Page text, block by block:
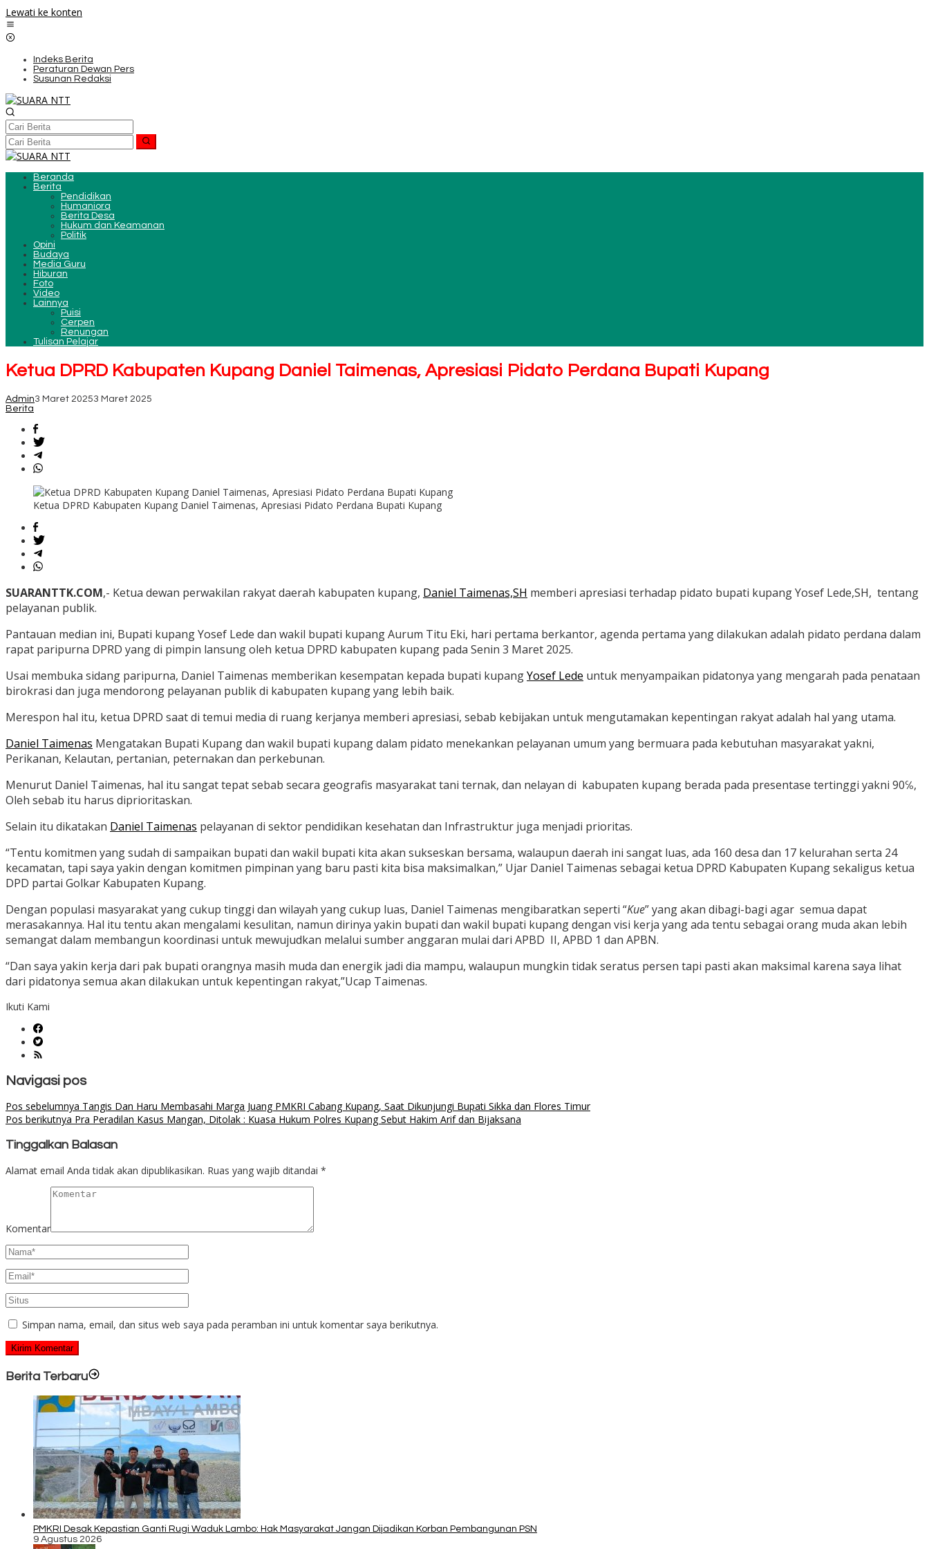
Lewati ke konten
Indeks Berita
Peraturan Dewan Pers
Susunan Redaksi
Beranda
Berita
Pendidikan
Humaniora
Berita Desa
Hukum dan Keamanan
Politik
Opini
Budaya
Media Guru
Hiburan
Foto
Video
Lainnya
Puisi
Cerpen
Renungan
Tulisan Pelajar
Ketua DPRD Kabupaten Kupang Daniel Taimenas, Apresiasi Pidato Perdana Bupati Kupang
Admin3 Maret 20253 Maret 2025
Berita
Ketua DPRD Kabupaten Kupang Daniel Taimenas, Apresiasi Pidato Perdana Bupati Kupang
SUARANTTK.COM,- Ketua dewan perwakilan rakyat daerah kabupaten kupang, Daniel Taimenas,SH memberi apresiasi terhadap pidato bupati kupang Yosef Lede,SH, tentang
pelayanan publik.
Pantauan median ini, Bupati kupang Yosef Lede dan wakil bupati kupang Aurum Titu Eki, hari pertama berkantor, agenda pertama yang dilakukan adalah pidato perdana dalam
rapat paripurna DPRD yang di pimpin lansung oleh ketua DPRD kabupaten kupang pada Senin 3 Maret 2025.
Usai membuka sidang paripurna, Daniel Taimenas memberikan kesempatan kepada bupati kupangYosef Lede untuk menyampaikan pidatonya yang mengarah pada penataan
birokrasi dan juga mendorong pelayanan publik di kabupaten kupang yang lebih baik.
Merespon hal itu, ketua DPRD saat di temui media di ruang kerjanya memberi apresiasi, sebab kebijakan untuk mengutamakan kepentingan rakyat adalah hal yang utama.
Daniel Taimenas Mengatakan Bupati Kupang dan wakil bupati kupang dalam pidato menekankan pelayanan umum yang bermuara pada kebutuhan masyarakat yakni,
Perikanan, Kelautan, pertanian, peternakan dan perkebunan.
Menurut Daniel Taimenas, hal itu sangat tepat sebab secara geografis masyarakat tani ternak, dan nelayan di kabupaten kupang berada pada presentase tertinggi yakni 90℅,
Oleh sebab itu harus diprioritaskan.
Selain itu dikatakan Daniel Taimenas pelayanan di sektor pendidikan kesehatan dan Infrastruktur juga menjadi prioritas.
“Tentu komitmen yang sudah di sampaikan bupati dan wakil bupati kita akan sukseskan bersama, walaupun daerah ini sangat luas, ada 160 desa dan 17 kelurahan serta 24
kecamatan, tapi saya yakin dengan komitmen pimpinan yang baru pasti kita bisa maksimalkan,” Ujar Daniel Taimenas sebagai ketua DPRD Kabupaten Kupang sekaligus ketua
DPD partai Golkar Kabupaten Kupang.
Dengan populasi masyarakat yang cukup tinggi dan wilayah yang cukup luas, Daniel Taimenas mengibaratkan seperti “Kue” yang akan dibagi-bagi agar semua dapat
merasakannya. Hal itu tentu akan mengalami kesulitan, namun dirinya yakin bupati dan wakil bupati kupang dengan visi kerja yang ada tentu sebagai orang muda akan lebih
semangat dalam membangun koordinasi untuk mewujudkan melalui sumber anggaran mulai dari APBD II, APBD 1 dan APBN.
“Dan saya yakin kerja dari pak bupati orangnya masih muda dan energik jadi dia mampu, walaupun mungkin tidak seratus persen tapi pasti akan maksimal karena saya lihat
dari pidatonya semua akan dilakukan untuk kepentingan rakyat,”Ucap Taimenas.
Ikuti Kami
Navigasi pos
Pos sebelumnya Tangis Dan Haru Membasahi Marga Juang PMKRI Cabang Kupang, Saat Dikunjungi Bupati Sikka dan Flores Timur
Pos berikutnya Pra Peradilan Kasus Mangan, Ditolak : Kuasa Hukum Polres Kupang Sebut Hakim Arif dan Bijaksana
Tinggalkan Balasan
Alamat email Anda tidak akan dipublikasikan. Ruas yang wajib ditandai *
Komentar
Simpan nama, email, dan situs web saya pada peramban ini untuk komentar saya berikutnya.
Berita Terbaru
PMKRI Desak Kepastian Ganti Rugi Waduk Lambo: Hak Masyarakat Jangan Dijadikan Korban Pembangunan PSN
9 Agustus 2026